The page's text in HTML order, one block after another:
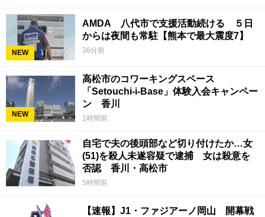
NEW
AMDA 八代市で支援活動続ける ５日
からは夜間も常駐【熊本で最大震度7】
36分前
NEW
高松市のコワーキングスペース
「Setouchi-i-Base」体験入会キャンペー
ン 香川
1時間前
自宅で夫の後頭部など切り付けたか…女
(51)を殺人未遂容疑で逮捕 女は殺意を
否認 香川・高松市
5時間前
【速報】J1・ファジアーノ岡山 開幕戦